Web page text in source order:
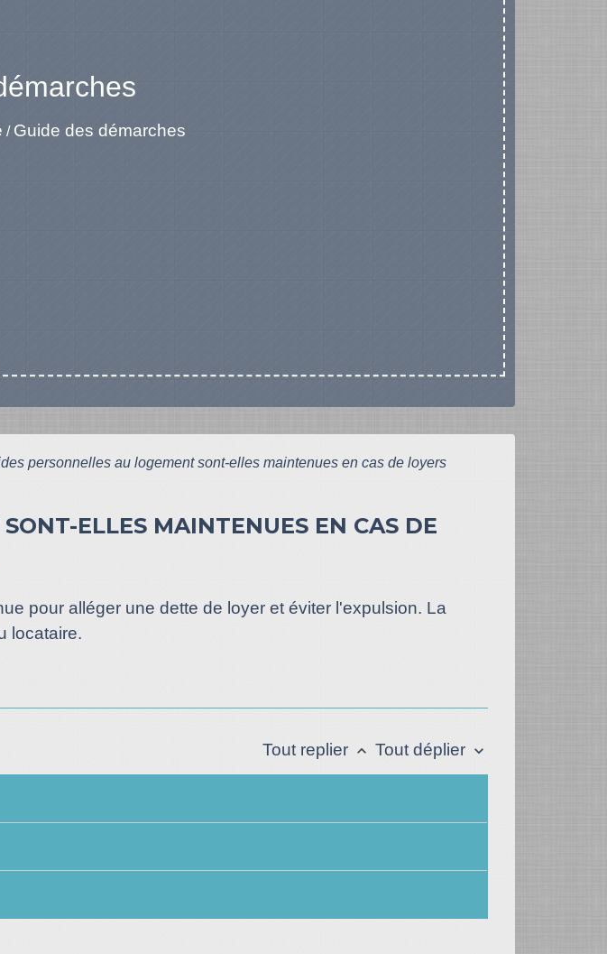
/ Guide des démarches
personnelles au logement sont-elles maintenues en cas de loyers
ELLES MAINTENUES EN CAS DE
pour alléger une dette de loyer et éviter l'expulsion. La
locataire.
Tout replier keyboard_arrow_up Tout déplier keyboard_arrow_down